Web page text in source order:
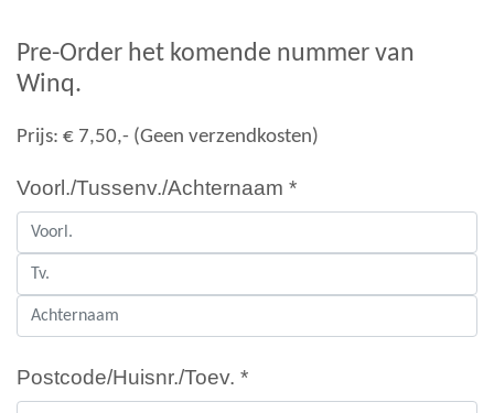
Pre-Order het komende nummer van
Winq.
Prijs: € 7,50,- (Geen verzendkosten)
Voorl./Tussenv./Achternaam *
Postcode/Huisnr./Toev. *